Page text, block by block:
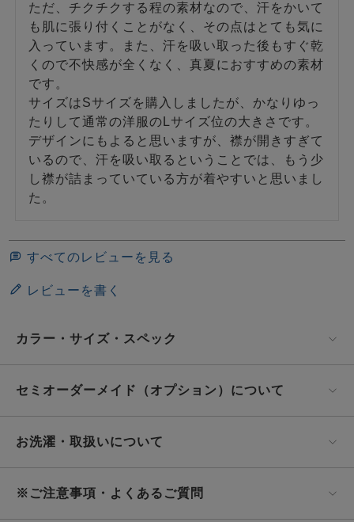
ただ、チクチクする程の素材なので、汗をかいて
も肌に張り付くことがなく、その点はとても気に
入っています。また、汗を吸い取った後もすぐ乾
くので不快感が全くなく、真夏におすすめの素材
です。
サイズはSサイズを購入しましたが、かなりゆっ
たりして通常の洋服のLサイズ位の大きさです。
デザインにもよると思いますが、襟が開きすぎて
いるので、汗を吸い取るということでは、もう少
し襟が詰まっていている方が着やすいと思いまし
た。
すべてのレビューを見る
レビューを書く
カラー・サイズ・スペック
セミオーダーメイド（オプション）について
お洗濯・取扱いについて
※ご注意事項・よくあるご質問